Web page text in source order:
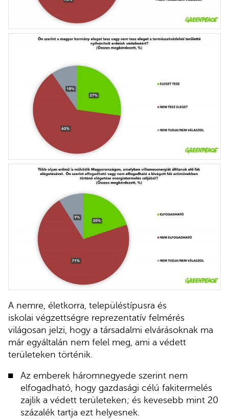
A nemre, életkorra, településtípusra és
iskolai végzettségre reprezentatív felmérés
világosan jelzi, hogy a társadalmi elvárásoknak ma
már egyáltalán nem felel meg, ami a védett
területeken történik.
Az emberek háromnegyede szerint nem
elfogadható, hogy gazdasági célú fakitermelés
zajlik a védett területeken; és kevesebb mint 20
százalék tartja ezt helyesnek.